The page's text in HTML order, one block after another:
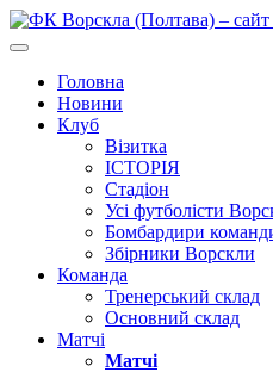
Головна
Новини
Клуб
Візитка
ІСТОРІЯ
Стадіон
Усі футболісти
Бомбардири
Збірники Ворскли
Команда
Тренерський склад
Основний склад
Матчі
Матчі